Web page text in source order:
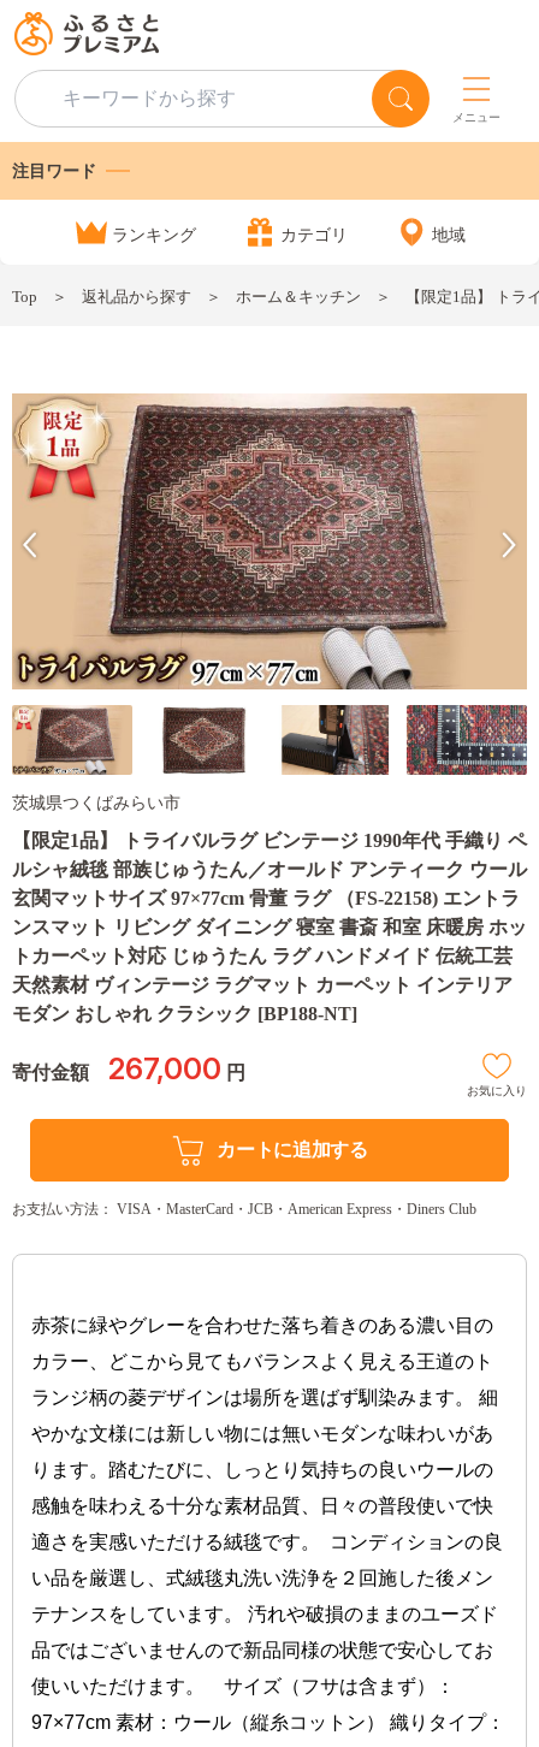
メニュー
注目ワード
ランキング カテゴリ 地域
Top 返礼品から探す ホーム＆キッチン 【限定1品】 ト
茨城県つくばみらい市
【限定1品】 トライバルラグ ビンテージ 1990年代 手織り ペ
ルシャ絨毯 部族じゅうたん／オールド アンティーク ウール
玄関マットサイズ 97×77cm 骨董 ラグ （FS-22158) エントラ
ンスマット リビング ダイニング 寝室 書斎 和室 床暖房 ホッ
トカーペット対応 じゅうたん ラグ ハンドメイド 伝統工芸
天然素材 ヴィンテージ ラグマット カーペット インテリア
モダン おしゃれ クラシック [BP188-NT]
寄付金額 267,000 円
お気に入り
カートに追加する
お支払い方法： VISA・MasterCard・JCB・American Express・Diners Club
赤茶に緑やグレーを合わせた落ち着きのある濃い目の
カラー、どこから見てもバランスよく見える王道のト
ランジ柄の菱デザインは場所を選ばず馴染みます。 細
やかな文様には新しい物には無いモダンな味わいがあ
ります。踏むたびに、しっとり気持ちの良いウールの
感触を味わえる十分な素材品質、日々の普段使いで快
適さを実感いただける絨毯です。  コンディションの良
い品を厳選し、式絨毯丸洗い洗浄を２回施した後メン
テナンスをしています。 汚れや破損のままのユーズド
品ではございませんので新品同様の状態で安心してお
使いいただけます。    サイズ（フサは含まず）：
97×77cm 素材：ウール（縦糸コットン） 織りタイプ：